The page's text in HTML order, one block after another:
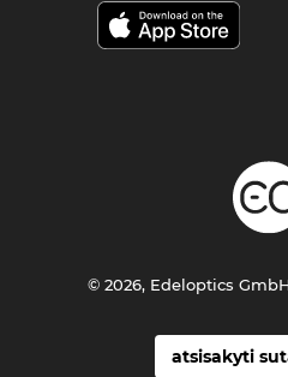
atsisakyti
© 2026, Edeloptics